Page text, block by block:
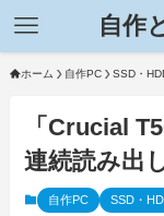
自作
ホーム 自作PC SSD・
「Crucial
連続読み出
自作PC SSD・